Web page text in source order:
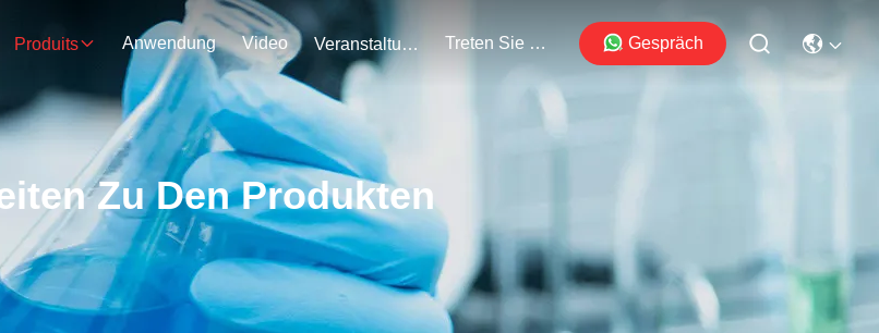
Produits Anwendung Video Veranstaltungen Treten Sie Mit Uns In Verbindung Gespräch
Zu Den Produkten